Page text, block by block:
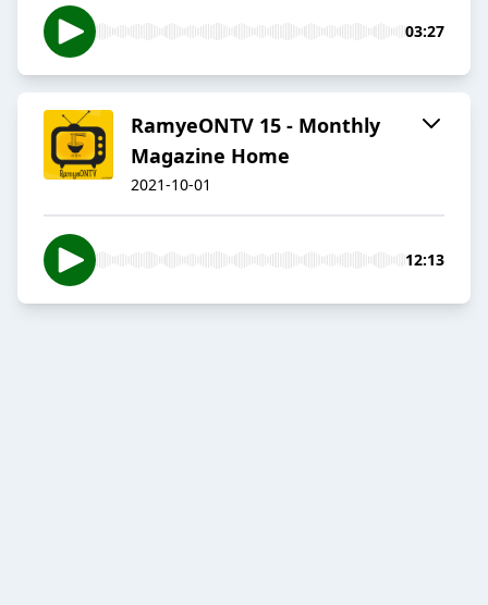
03:27
RamyeONTV 15 - Monthly
Magazine Home
2021-10-01
12:13